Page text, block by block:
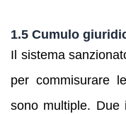
1.5 Cumulo
Il sistema
per commisurare
sono multiple. Due